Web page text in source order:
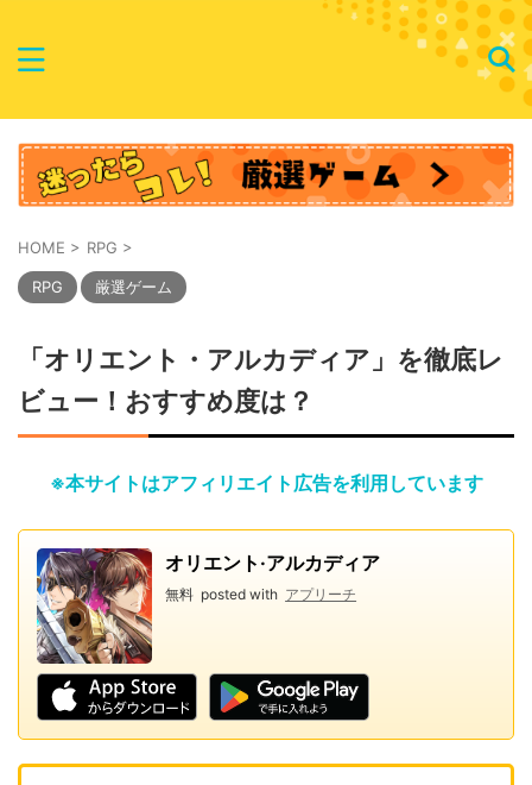
HOME > RPG >
RPG 厳選ゲーム
「オリエント・アルカディア」を徹底レ
ビュー！おすすめ度は？
※本サイトはアフィリエイト広告を利用しています
オリエント·アルカディア
無料 posted with アプリーチ